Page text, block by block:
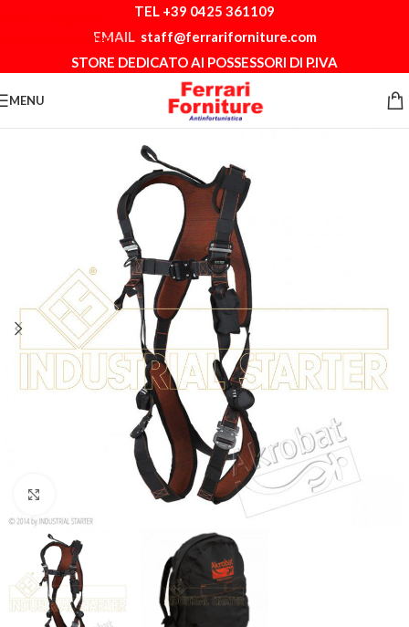
Skip to main content
TEL +39 0425 361109
EMAIL staff@ferrariforniture.com
STORE DEDICATO AI POSSESSORI DI P.IVA
MENU
Clicca per ingrandire